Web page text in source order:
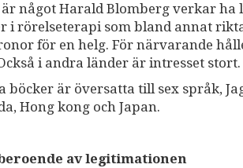
något Harald Blomberg verkar ha
i rörelseterapi som bland annat
för en helg. För närvarande
i andra länder är intresset stort.
böcker är översatta till sex språk,
Hong kong och Japan.
av legitimationen